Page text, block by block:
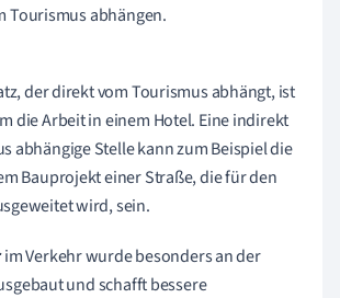
Tourismus abhängen.
der direkt vom Tourismus abhängt, ist
die Arbeit in einem Hotel. Eine indirekt
abhängige Stelle kann zum Beispiel die
Bauprojekt einer Straße, die für den
wird, sein.
im Verkehr wurde besonders an der
und schafft bessere